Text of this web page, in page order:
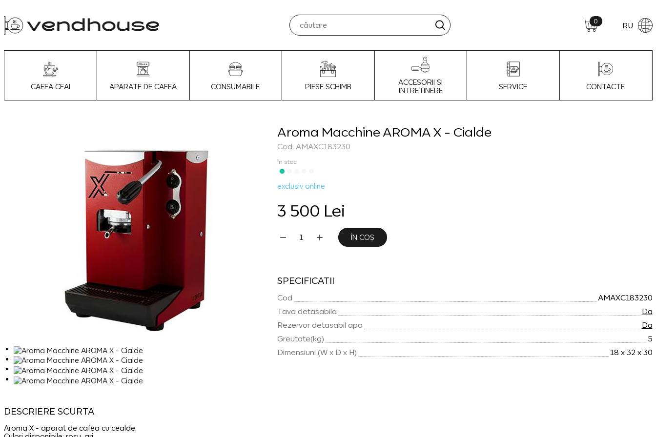
0 RU
CAFEA CEAI APARATE DE CAFEA CONSUMABILE PIESE SCHIMB
ACCESORII SI
INTRETINERE
SERVICE CONTACTE
Aroma Macchine AROMA X - Cialde
Cod: AMAXC183230
în stoc
exclusiv online
3 500 Lei
ÎN COȘ
SPECIFICATII
Cod
AMAXC183230
Tava detasabila
Da
Rezervor detasabil apa
Da
Greutate(kg)
5
Dimensiuni (W x D x H)
18 x 32 x 30
DESCRIERE SCURTA
Aroma X - aparat de cafea cu cealde.